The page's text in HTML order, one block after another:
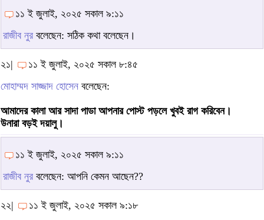
১১ ই জুলাই, ২০২৫ সকাল ৯:১১
রাজীব নুর বলেছেন: সঠিক কথা বলেছেন।
২১|
১১ ই জুলাই, ২০২৫ সকাল ৮:৪৫
মোহাম্মদ সাজ্জাদ হোসেন বলেছেন:
আমাদের কালা আর সাদা পাডা আপনার পোস্ট পড়লে খুবই রাগ করিবেন।
উনারা বড়ই দয়ালু।
১১ ই জুলাই, ২০২৫ সকাল ৯:১১
রাজীব নুর বলেছেন: আপনি কেমন আছেন??
২২|
১১ ই জুলাই, ২০২৫ সকাল ৯:১৮